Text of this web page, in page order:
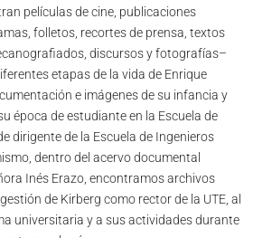
películas de cine, publicaciones
folletos, recortes de prensa, textos
discursos y fotografías–
etapas de la vida de Enrique
e imágenes de su infancia y
época de estudiante en la Escuela de
dirigente de la Escuela de Ingenieros
dentro del acervo documental
Inés Erazo, encontramos archivos
de Kirberg como rector de la UTE, al
universitaria y a sus actividades durante